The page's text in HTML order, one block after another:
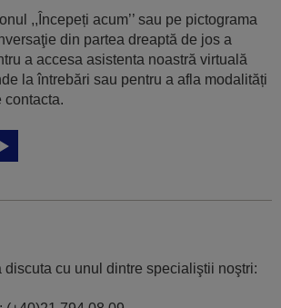
,,Începeți acum’’ sau pe pictograma
din partea dreaptă de jos a
a accesa asistenta noastră virtuală
la întrebări sau pentru a afla modalități
contacta.
discuta cu unul dintre specialiştii noştri: